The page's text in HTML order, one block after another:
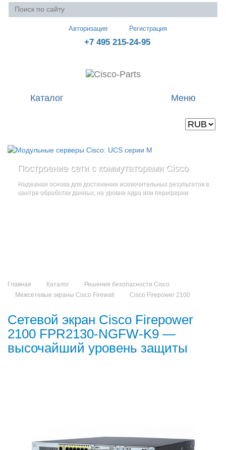
Авторизация Регистрация
+7 495 215-24-95
Меню
Каталог
Построение сети с коммутаторами Cisco
Надежная основа для достижения исключительных результатов в
центре обработки данных, на уровне ядра или периферии.
Стоечные серверы Cisco UCS серии C
Созданы для сокращения общей стоимости владенияи
повышение адаптивности Вашего бизнеса
дополнительные компоненты
Главная Каталог
Решения безопасности Cisco
Межсетевые экраны Cisco Firewall
Cisco Firepower 2100
Сетевой экран Cisco Firepower
2100 FPR2130-NGFW-K9 —
высочайший уровень защиты